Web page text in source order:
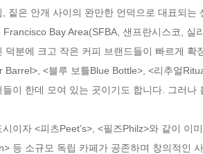
짙은 안개 사이의 완만한 언덕으로 대표되
Francisco Bay Area(SFBA, 샌프란시스코,
덕분에 크고 작은 커피 브랜드들이 빠르게
Barrel>, <블루 보틀Blue Bottle>, <리추얼
이 한데 모여 있는 곳이기도 합니다. 그러
이자 <피츠Peet’s>, <필즈Philz>와 같이
등 소규모 독립 카페가 공존하며 창의적인